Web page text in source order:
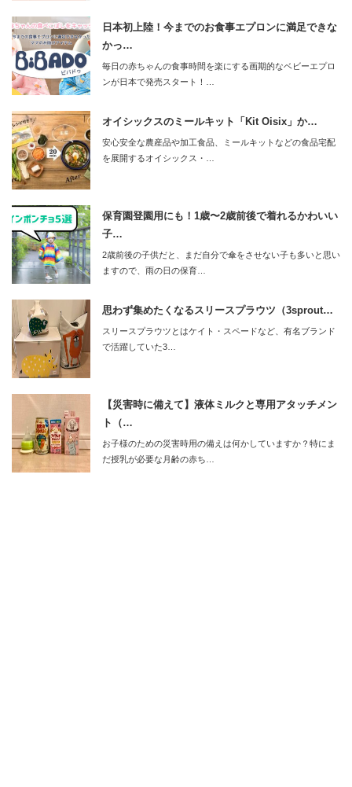
日本初上陸！今までのお食事エプロンに満足できな
かっ…
毎日の赤ちゃんの食事時間を楽にする画期的なベビーエプロ
ンが日本で発売スタート！…
オイシックスのミールキット「Kit Oisix」か…
安心安全な農産品や加工食品、ミールキットなどの食品宅配
を展開するオイシックス・…
保育園登園用にも！1歳〜2歳前後で着れるかわいい
子…
2歳前後の子供だと、まだ自分で傘をさせない子も多いと思い
ますので、雨の日の保育…
思わず集めたくなるスリースプラウツ（3sprout…
スリースプラウツとはケイト・スペードなど、有名ブランド
で活躍していた3…
【災害時に備えて】液体ミルクと専用アタッチメン
ト（…
お子様のための災害時用の備えは何かしていますか？特にま
だ授乳が必要な月齢の赤ち…